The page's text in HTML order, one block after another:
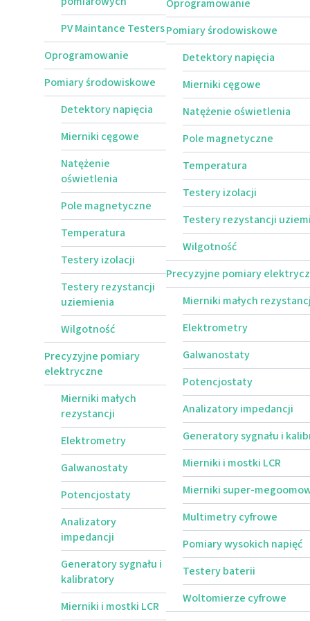
PV Maintance Testers
Oprogramowanie
Pomiary środowiskowe
Detektory napięcia
Mierniki cęgowe
Natężenie
oświetlenia
Pole magnetyczne
Temperatura
Testery izolacji
Testery rezystancji
uziemienia
Wilgotność
Precyzyjne pomiary
elektryczne
Mierniki małych
rezystancji
Elektrometry
Galwanostaty
Potencjostaty
Analizatory
impedancji
Generatory sygnału i
kalibratory
Mierniki i mostki LCR
Oprogramowanie
Pomiary środowiskowe
Detektory napięcia
Mierniki cęgowe
Natężenie oświetlenia
Pole magnetyczne
Temperatura
Testery izolacji
Testery rezystancji
Wilgotność
Precyzyjne pomiary
Mierniki małych
Elektrometry
Galwanostaty
Potencjostaty
Analizatory impedancji
Generatory sygnału i
Mierniki i mostki LCR
Mierniki super-
Multimetry cyfrowe
Pomiary wysokich napięć
Testery baterii
Woltomierze cyfrowe